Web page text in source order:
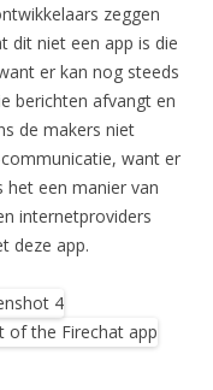
zeggen
dit niet een app is die
er kan nog steeds
berichten afvangt en
de makers niet
want er
het een manier van
internetproviders
deze app.